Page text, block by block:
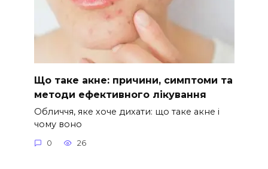
Що таке акне: причини, симптоми та
методи ефективного лікування
Обличчя, яке хоче дихати: що таке акне і
чому воно
0 26